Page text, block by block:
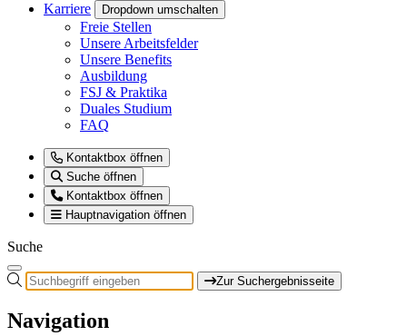
Karriere
Dropdown umschalten
Freie Stellen
Unsere Arbeitsfelder
Unsere Benefits
Ausbildung
FSJ & Praktika
Duales Studium
FAQ
Kontaktbox öffnen
Suche öffnen
Kontaktbox öffnen
Hauptnavigation öffnen
Suche
Zur Suchergebnisseite
Navigation